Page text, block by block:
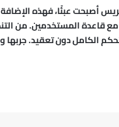
أصبحت عبئًا، فهذه
قاعدة المستخدمين. من
الكامل دون تعقيد.